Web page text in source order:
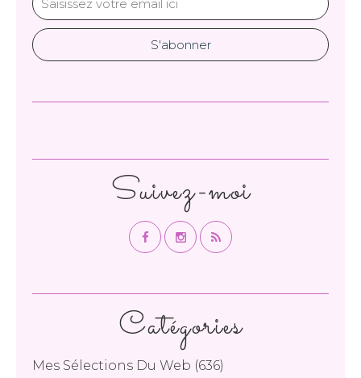
Catégories
Mes Sélections Du Web (636)
Suivez-moi